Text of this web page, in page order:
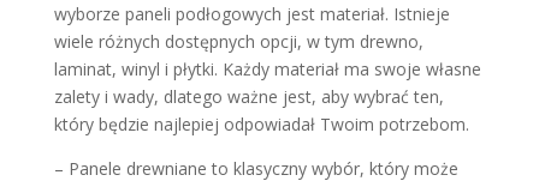
wyborze paneli podłogowych jest materiał. Istnieje
wiele różnych dostępnych opcji, w tym drewno,
laminat, winyl i płytki. Każdy materiał ma swoje własne
zalety i wady, dlatego ważne jest, aby wybrać ten,
który będzie najlepiej odpowiadał Twoim potrzebom.
– Panele drewniane to klasyczny wybór, który może